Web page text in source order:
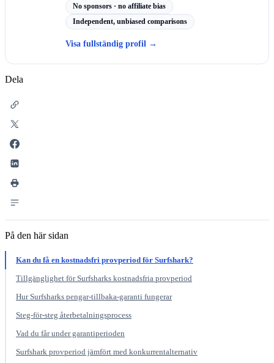
No sponsors · no affiliate bias
Independent, unbiased comparisons
Visa fullständig profil →
Dela
På den här sidan
Kan du få en kostnadsfri provperiod för Surfshark?
Tillgänglighet för Surfsharks kostnadsfria provperiod
Hur Surfsharks pengar-tillbaka-garanti fungerar
Steg-för-steg återbetalningsprocess
Vad du får under garantiperioden
Surfshark provperiod jämfört med konkurrentalternativ